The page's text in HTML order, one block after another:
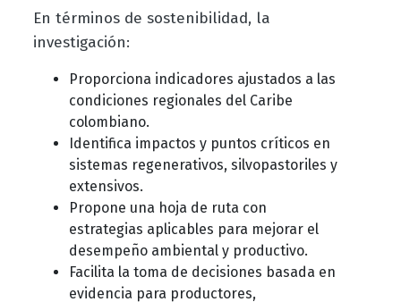
En términos de sostenibilidad, la
investigación:
Proporciona indicadores ajustados a las
condiciones regionales del Caribe
colombiano.
Identifica impactos y puntos críticos en
sistemas regenerativos, silvopastoriles y
extensivos.
Propone una hoja de ruta con
estrategias aplicables para mejorar el
desempeño ambiental y productivo.
Facilita la toma de decisiones basada en
evidencia para productores,